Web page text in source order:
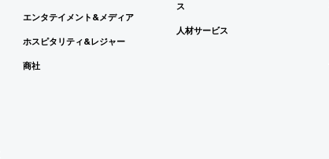
エンタテイメント&メディア
ホスピタリティ&レジャー
商社
ス
人材サービス